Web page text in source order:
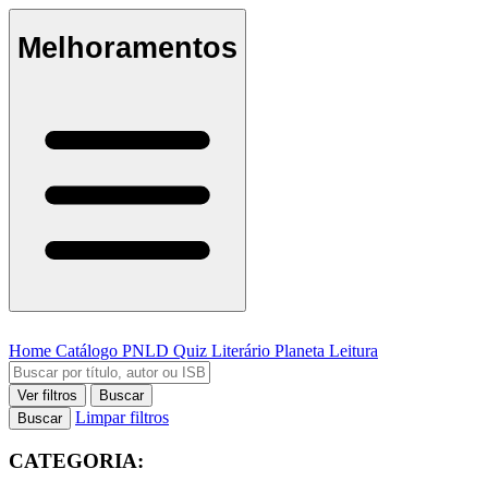
Melhoramentos
Home Catálogo PNLD Quiz Literário Planeta Leitura
Ver filtros
Buscar
Buscar
Limpar filtros
CATEGORIA: